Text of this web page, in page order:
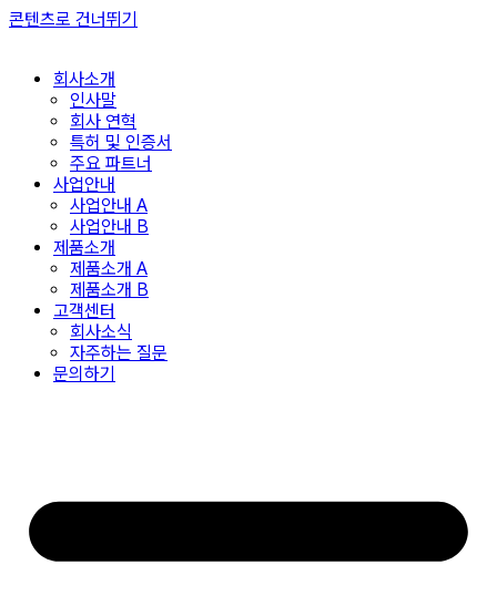
콘텐츠로 건너뛰기
회사소개
인사말
회사 연혁
특허 및 인증서
주요 파트너
사업안내
사업안내 A
사업안내 B
제품소개
제품소개 A
제품소개 B
고객센터
회사소식
자주하는 질문
문의하기